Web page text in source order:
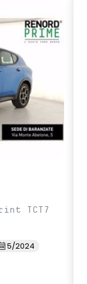
TCT7
5/2024